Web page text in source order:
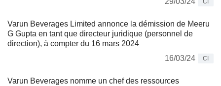
CI
Varun Beverages Limited annonce la démission de Meeru
G Gupta en tant que directeur juridique (personnel de
direction), à compter du 16 mars 2024
16/03/24
CI
Varun Beverages nomme un chef des ressources